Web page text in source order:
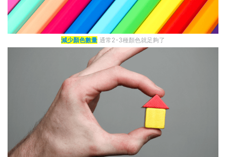
減少顏色數量 通常2-3種顏色就足夠了